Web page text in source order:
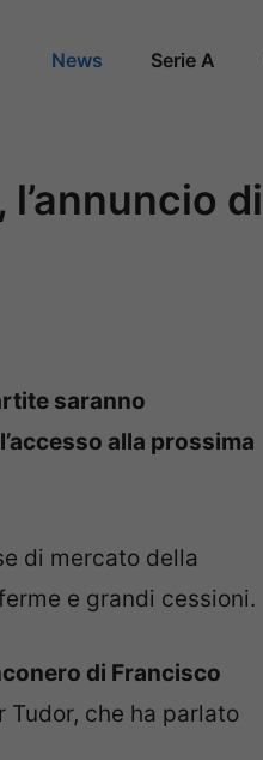
News Serie A
di
saranno
alla prossima
di mercato della
e grandi cessioni.
di Francisco
Tudor, che ha parlato